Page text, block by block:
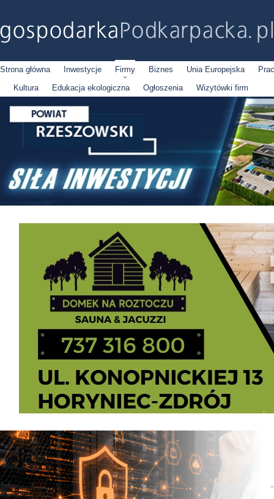
Strona główna Inwestycje Firmy Biznes Unia Europejska
Kultura
Edukacja ekologiczna Ogłoszenia Wizytówki firm